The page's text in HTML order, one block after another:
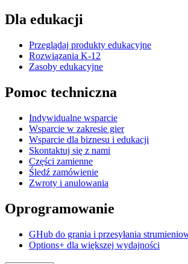
Dla edukacji
Przeglądaj produkty edukacyjne
Rozwiązania K-12
Zasoby edukacyjne
Pomoc techniczna
Indywidualne wsparcie
Wsparcie w zakresie gier
Wsparcie dla biznesu i edukacji
Skontaktuj się z nami
Części zamienne
Śledź zamówienie
Zwroty i anulowania
Oprogramowanie
GHub do grania i przesyłania
Options+ dla większej wydajności